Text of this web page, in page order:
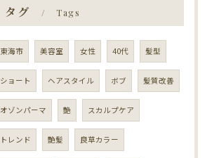
タグ Tags
東海市 美容室 女性 40代 髪型
ショート ヘアスタイル ボブ 髪質改善
オゾンパーマ 艶 スカルプケア
トレンド 艶髪 良草カラー